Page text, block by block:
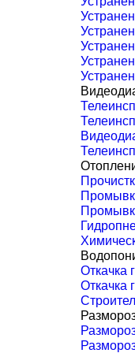
Откачка
Откачка